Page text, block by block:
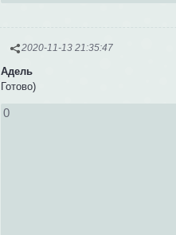
2020-11-13 21:35:47
Адель
Готово)
0